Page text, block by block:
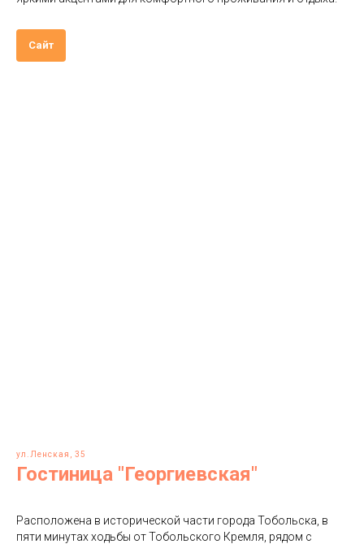
Сайт
ул.Ленская, 35
Гостиница "Георгиевская"
Расположена в исторической части города Тобольска, в
пяти минутах ходьбы от Тобольского Кремля, рядом с